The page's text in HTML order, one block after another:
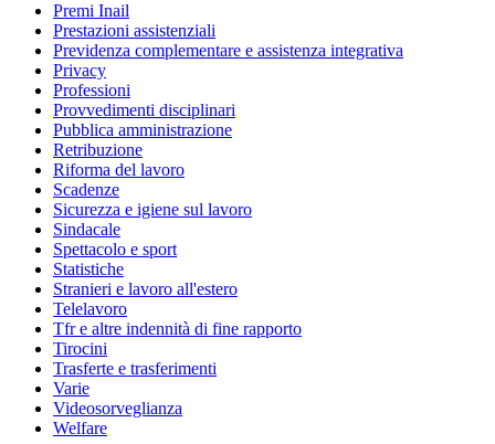
Premi Inail
Prestazioni assistenziali
Previdenza complementare e assistenza integrativa
Privacy
Professioni
Provvedimenti disciplinari
Pubblica amministrazione
Retribuzione
Riforma del lavoro
Scadenze
Sicurezza e igiene sul lavoro
Sindacale
Spettacolo e sport
Statistiche
Stranieri e lavoro all'estero
Telelavoro
Tfr e altre indennità di fine rapporto
Tirocini
Trasferte e trasferimenti
Varie
Videosorveglianza
Welfare